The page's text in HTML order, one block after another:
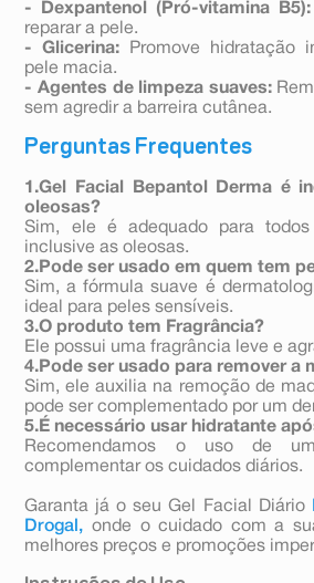
- Dexpantenol (Pró-vitamina B5):
reparar a pele.
- Glicerina: Promove hidratação
pele macia.
- Agentes de limpeza suaves:
sem agredir a barreira cutânea.
Perguntas Frequentes
1.Gel Facial Bepantol Derma é
oleosas?
Sim, ele é adequado para
inclusive as oleosas.
2.Pode ser usado em quem tem
Sim, a fórmula suave é
ideal para peles sensíveis.
3.O produto tem Fragrância?
Ele possui uma fragrância leve e
4.Pode ser usado para remover a
Sim, ele auxilia na remoção de
pode ser complementado por um
5.É necessário usar hidratante
Recomendamos o uso de
complementar os cuidados diários.
Garanta já o seu Gel Facial Diário
Drogal, onde o cuidado com a
melhores preços e promoções